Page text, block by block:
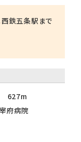
西鉄五条駅まで
627m
府病院